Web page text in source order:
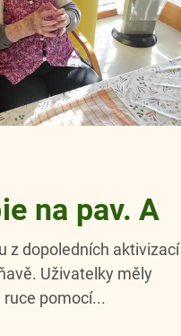
na pav. A
z dopoledních aktivizací
Uživatelky měly
pomocí...